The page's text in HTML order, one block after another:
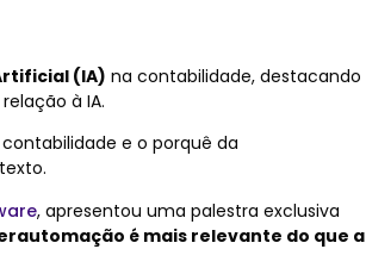
(IA) na contabilidade, destacando
à IA.
e o porquê da
, apresentou uma palestra exclusiva
é mais relevante do que a